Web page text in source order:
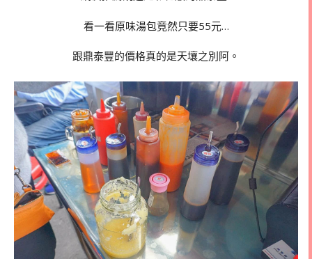
看一看原味湯包竟然只要55元…
跟鼎泰豐的價格真的是天壤之別阿。